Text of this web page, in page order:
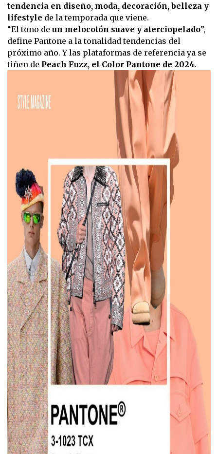
tendencia en diseño, moda, decoración, belleza y
lifestyle de la temporada que viene.
“El tono de un melocotón suave y aterciopelado”,
define Pantone a la tonalidad tendencias del
próximo año. Y las plataformas de referencia ya se
tiñen de Peach Fuzz, el Color Pantone de 2024.